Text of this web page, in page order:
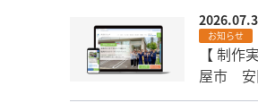
お知らせ
【 制作
屋市 安